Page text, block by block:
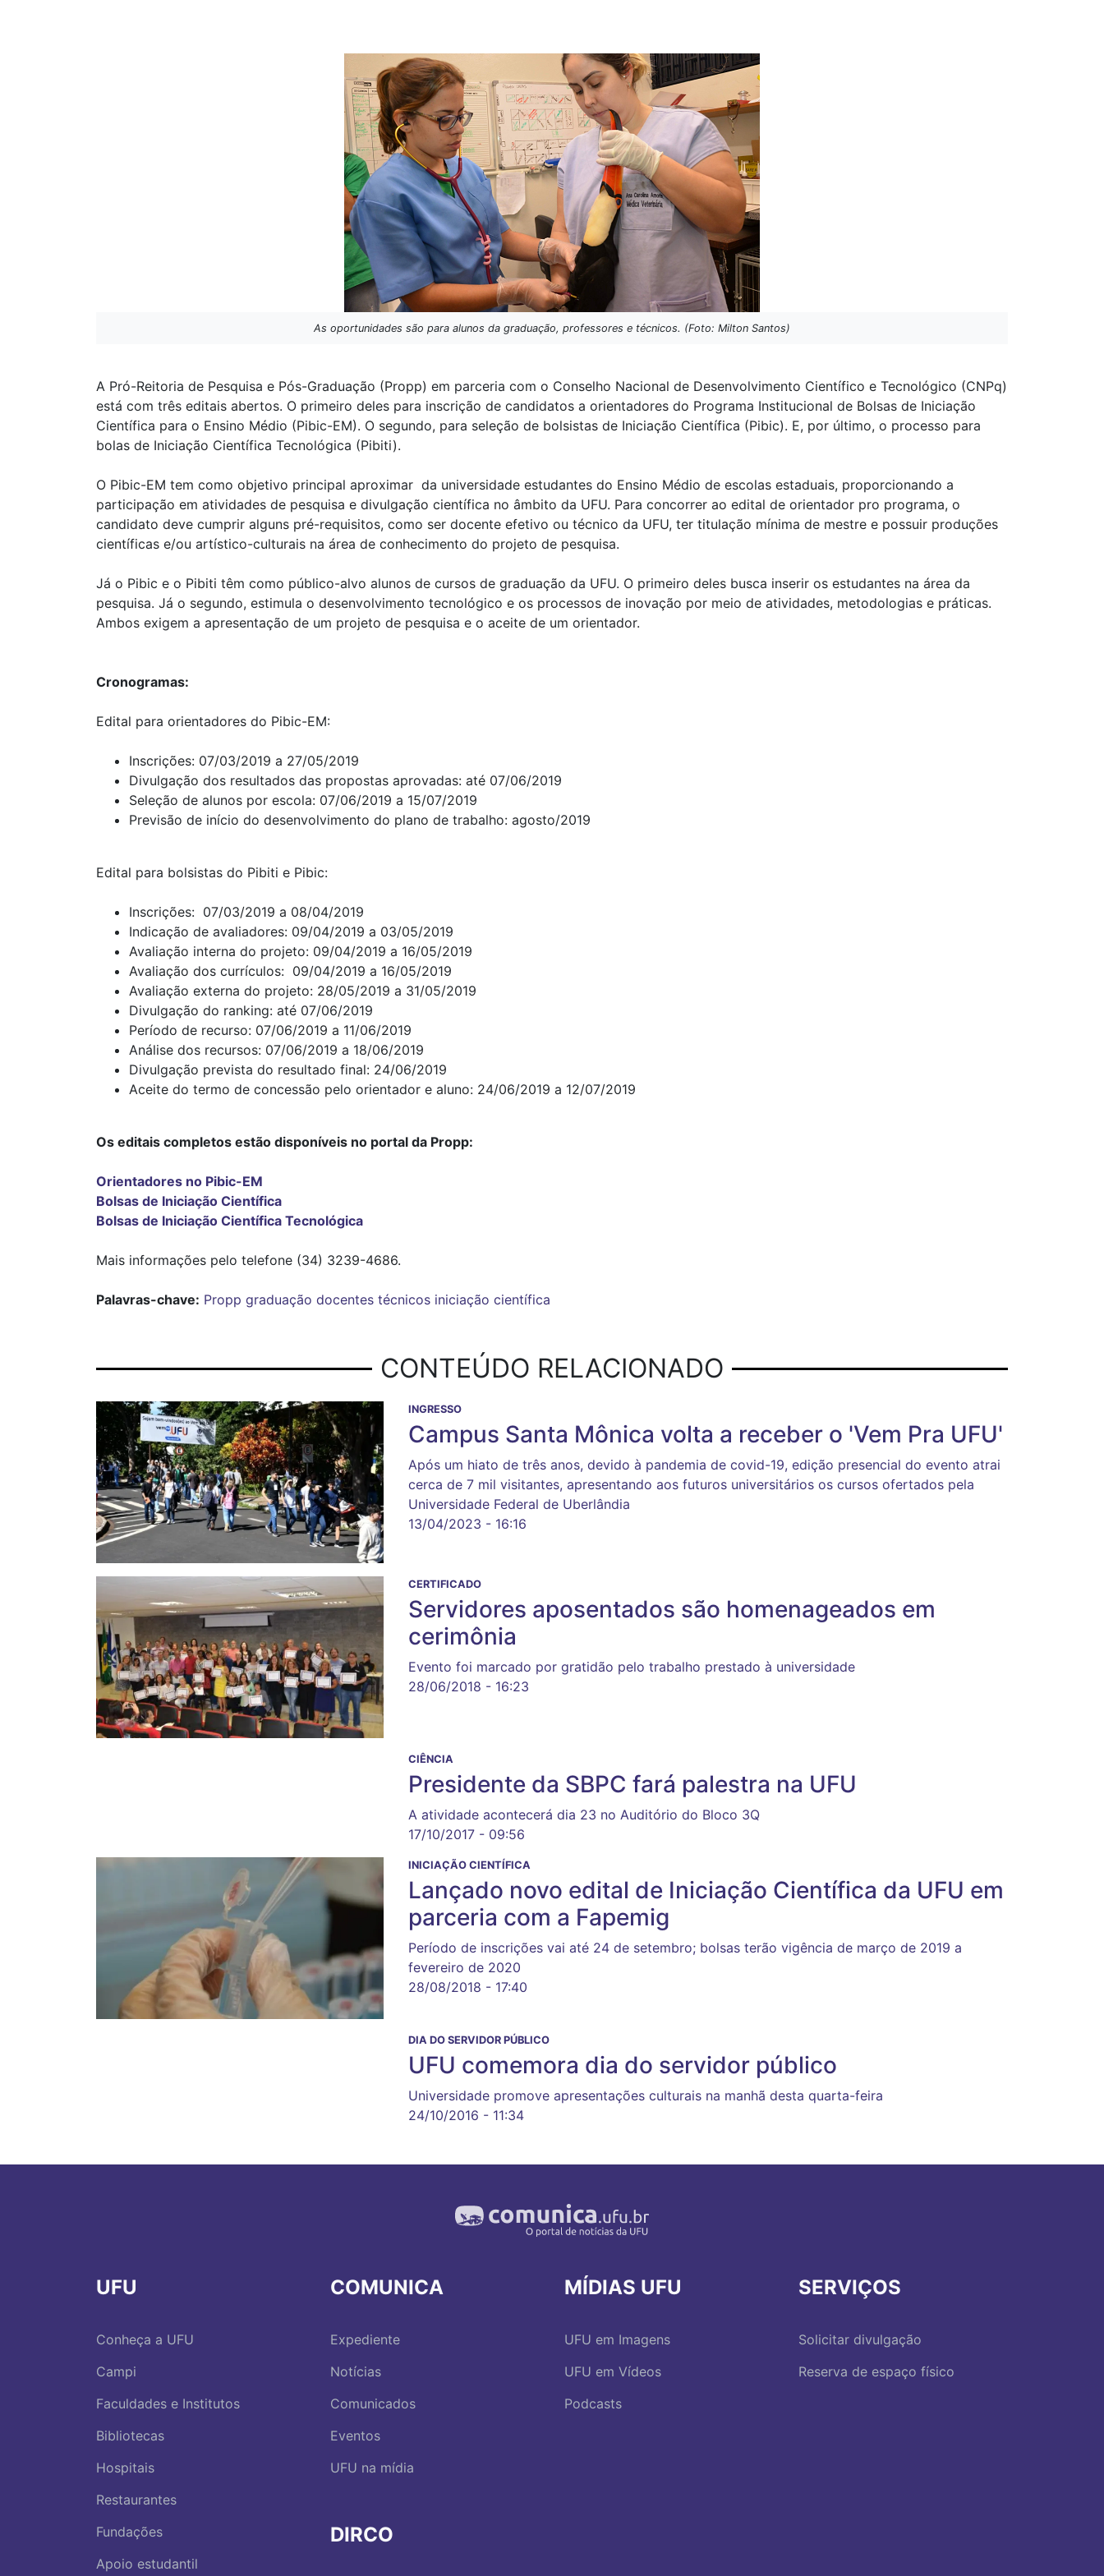
As oportunidades são para alunos da graduação, professores e técnicos. (Foto: Milton Santos)
A Pró-Reitoria de Pesquisa e Pós-Graduação (Propp) em parceria com o Conselho Nacional de Desenvolvimento Científico e Tecnológico (CNPq)
está com três editais abertos. O primeiro deles para inscrição de candidatos a orientadores do Programa Institucional de Bolsas de Iniciação
Científica para o Ensino Médio (Pibic-EM). O segundo, para seleção de bolsistas de Iniciação Científica (Pibic). E, por último, o processo para
bolas de Iniciação Científica Tecnológica (Pibiti).
O Pibic-EM tem como objetivo principal aproximar da universidade estudantes do Ensino Médio de escolas estaduais, proporcionando a
participação em atividades de pesquisa e divulgação científica no âmbito da UFU. Para concorrer ao edital de orientador pro programa, o
candidato deve cumprir alguns pré-requisitos, como ser docente efetivo ou técnico da UFU, ter titulação mínima de mestre e possuir produções
científicas e/ou artístico-culturais na área de conhecimento do projeto de pesquisa.
Já o Pibic e o Pibiti têm como público-alvo alunos de cursos de graduação da UFU. O primeiro deles busca inserir os estudantes na área da
pesquisa. Já o segundo, estimula o desenvolvimento tecnológico e os processos de inovação por meio de atividades, metodologias e práticas.
Ambos exigem a apresentação de um projeto de pesquisa e o aceite de um orientador.
Cronogramas:
Edital para orientadores do Pibic-EM:
Inscrições: 07/03/2019 a 27/05/2019
Divulgação dos resultados das propostas aprovadas: até 07/06/2019
Seleção de alunos por escola: 07/06/2019 a 15/07/2019
Previsão de início do desenvolvimento do plano de trabalho: agosto/2019
Edital para bolsistas do Pibiti e Pibic:
Inscrições: 07/03/2019 a 08/04/2019
Indicação de avaliadores: 09/04/2019 a 03/05/2019
Avaliação interna do projeto: 09/04/2019 a 16/05/2019
Avaliação dos currículos: 09/04/2019 a 16/05/2019
Avaliação externa do projeto: 28/05/2019 a 31/05/2019
Divulgação do ranking: até 07/06/2019
Período de recurso: 07/06/2019 a 11/06/2019
Análise dos recursos: 07/06/2019 a 18/06/2019
Divulgação prevista do resultado final: 24/06/2019
Aceite do termo de concessão pelo orientador e aluno: 24/06/2019 a 12/07/2019
Os editais completos estão disponíveis no portal da Propp:
Orientadores no Pibic-EM
Bolsas de Iniciação Científica
Bolsas de Iniciação Científica Tecnológica
Mais informações pelo telefone (34) 3239-4686.
Palavras-chave: Propp graduação docentes técnicos iniciação científica
CONTEÚDO RELACIONADO
INGRESSO
Campus Santa Mônica volta a receber o 'Vem Pra UFU'
Após um hiato de três anos, devido à pandemia de covid-19, edição presencial do evento atrai
cerca de 7 mil visitantes, apresentando aos futuros universitários os cursos ofertados pela
Universidade Federal de Uberlândia
13/04/2023 - 16:16
CERTIFICADO
Servidores aposentados são homenageados em
cerimônia
Evento foi marcado por gratidão pelo trabalho prestado à universidade
28/06/2018 - 16:23
CIÊNCIA
Presidente da SBPC fará palestra na UFU
A atividade acontecerá dia 23 no Auditório do Bloco 3Q
17/10/2017 - 09:56
INICIAÇÃO CIENTÍFICA
Lançado novo edital de Iniciação Científica da UFU em
parceria com a Fapemig
Período de inscrições vai até 24 de setembro; bolsas terão vigência de março de 2019 a
fevereiro de 2020
28/08/2018 - 17:40
DIA DO SERVIDOR PÚBLICO
UFU comemora dia do servidor público
Universidade promove apresentações culturais na manhã desta quarta-feira
24/10/2016 - 11:34
UFU
Conheça a UFU
Campi
Faculdades e Institutos
Bibliotecas
Hospitais
Restaurantes
Fundações
Apoio estudantil
COMUNICA
Expediente
Notícias
Comunicados
Eventos
UFU na mídia
DIRCO
MÍDIAS UFU
UFU em Imagens
UFU em Vídeos
Podcasts
SERVIÇOS
Solicitar divulgação
Reserva de espaço físico